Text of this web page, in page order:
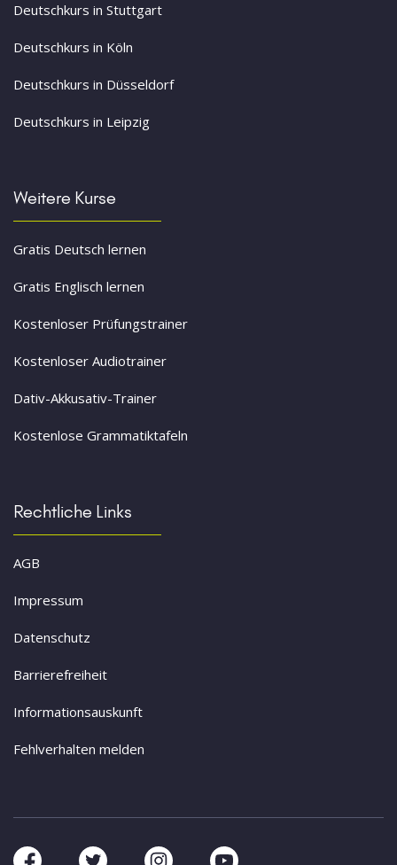
Deutschkurs in Stuttgart
Deutschkurs in Köln
Deutschkurs in Düsseldorf
Deutschkurs in Leipzig
Weitere Kurse
Gratis Deutsch lernen
Gratis Englisch lernen
Kostenloser Prüfungstrainer
Kostenloser Audiotrainer
Dativ-Akkusativ-Trainer
Kostenlose Grammatiktafeln
Rechtliche Links
AGB
Impressum
Datenschutz
Barrierefreiheit
Informationsauskunft
Fehlverhalten melden